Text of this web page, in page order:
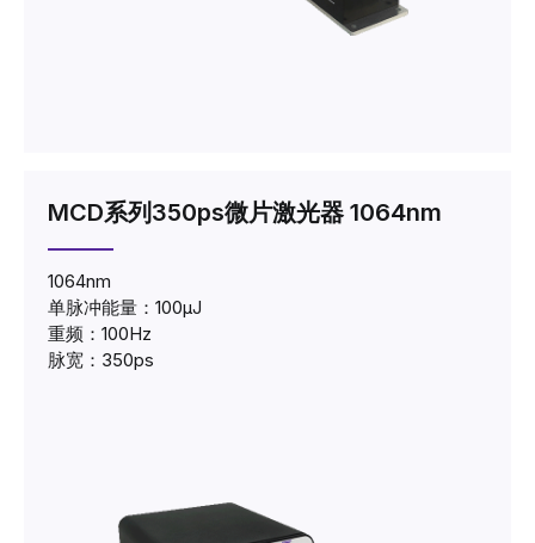
MCD系列350ps微片激光器 1064nm
1064nm
单脉冲能量：100μJ
重频：100Hz
脉宽：350ps